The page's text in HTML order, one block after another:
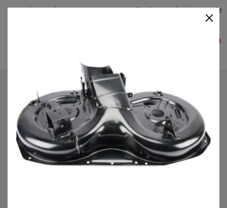
Plateaudecoupe.com : Trouver facilement le plateau de
Accueil
Plateau de coupe
Plateau de coupe 92 cm 3825640751 pour CG 12,5/90
(2008) [299954263/TEC]
×